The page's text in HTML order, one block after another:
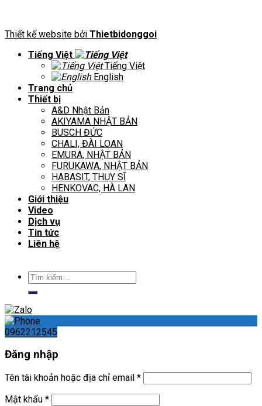
Thiết kế website bởi Thietbidonggoi
Tiếng Việt
Tiếng Việt
English
Trang chủ
Thiết bị
A&D Nhật Bản
AKIYAMA NHẬT BẢN
BUSCH ĐỨC
CHALI, ĐÀI LOAN
EMURA, NHẬT BẢN
FURUKAWA, NHẬT BẢN
HABASIT, THỤY SĨ
HENKOVAC, HÀ LAN
Giới thiệu
Video
Dịch vụ
Tin tức
Liên hệ
Tìm
kiếm:
0962212545
Đăng nhập
Tên tài khoản hoặc địa chỉ email *
Mật khẩu *